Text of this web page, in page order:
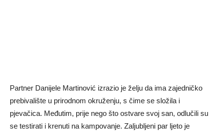
Partner Danijele Martinović izrazio je želju da ima zajedničko
prebivalište u prirodnom okruženju, s čime se složila i
pjevačica. Međutim, prije nego što ostvare svoj san, odlučili su
se testirati i krenuti na kampovanje. Zaljubljeni par ljeto je